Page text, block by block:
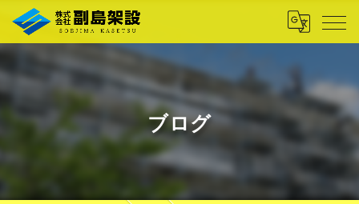
ブログ